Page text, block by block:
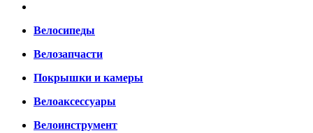
Велосипеды
Велозапчасти
Покрышки и камеры
Велоаксессуары
Велоинструмент